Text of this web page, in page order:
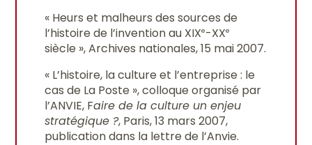
« Heurs et malheurs des sources de
l’histoire de l’invention au XIXe-XXe
siècle », Archives nationales, 15 mai 2007.
« L’histoire, la culture et l’entreprise : le
cas de La Poste », colloque organisé par
l’ANVIE, Faire de la culture un enjeu
stratégique ?, Paris, 13 mars 2007,
publication dans la lettre de l’Anvie.